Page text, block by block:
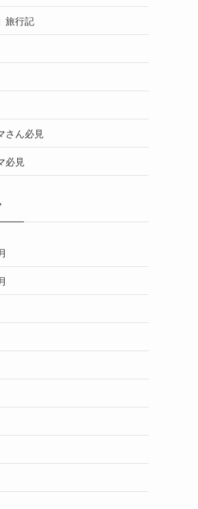
旅行記
さん必見
必見